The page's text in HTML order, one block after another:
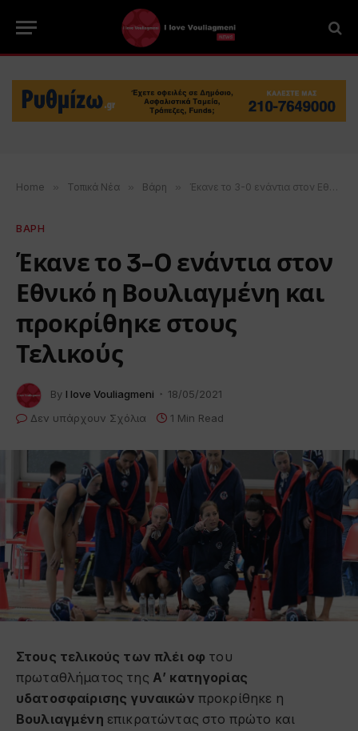
Home » Τοπικά Νέα » Βάρη » Έκανε το 3-0 ενάντια στον Εθνικό η Βουλιαγμένη και προκρίθηκε στους Τελικούς
ΒΑΡΗ
Έκανε το 3-0 ενάντια στον
Εθνικό η Βουλιαγμένη και
προκρίθηκε στους
Τελικούς
By I love Vouliagmeni
18/05/2021
Δεν υπάρχουν Σχόλια
1 Min Read
Στους τελικούς των πλέι οφ του
πρωταθλήματος της Α’ κατηγορίας
υδατοσφαίρισης γυναικών προκρίθηκε η
Βουλιαγμένη επικρατώντας στο πρώτο και